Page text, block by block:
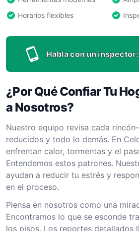
Horarios flexibles
Habla con un inspector:
¿Por Qué Confiar Tu
a Nosotros?
Nuestro equipo revisa cada
reducidos y todo lo demás. En
enfrentan calor, tormentas y el
Entendemos estos patrones.
ayudan a reducir tu estrés y
en el proceso.
Piensa en nosotros como una
Encontramos lo que se esconde
los pisos. Los reportes detallados